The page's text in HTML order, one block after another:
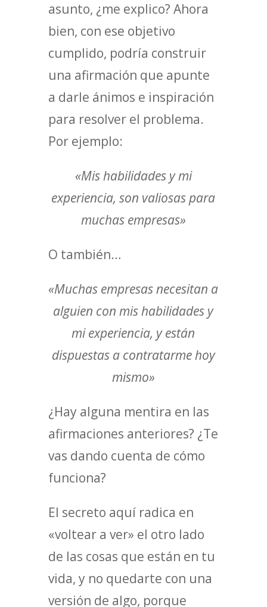
asunto, ¿me explico? Ahora
bien, con ese objetivo
cumplido, podría construir
una afirmación que apunte
a darle ánimos e inspiración
para resolver el problema.
Por ejemplo:
«Mis habilidades y mi
experiencia, son valiosas para
muchas empresas»
O también…
«Muchas empresas necesitan a
alguien con mis habilidades y
mi experiencia, y están
dispuestas a contratarme hoy
mismo»
¿Hay alguna mentira en las
afirmaciones anteriores? ¿Te
vas dando cuenta de cómo
funciona?
El secreto aquí radica en
«voltear a ver» el otro lado
de las cosas que están en tu
vida, y no quedarte con una
versión de algo, porque